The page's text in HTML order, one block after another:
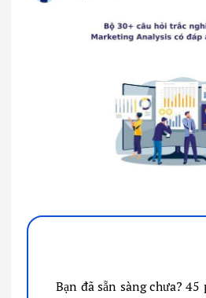
Bạn đã sẵn sàng chưa?